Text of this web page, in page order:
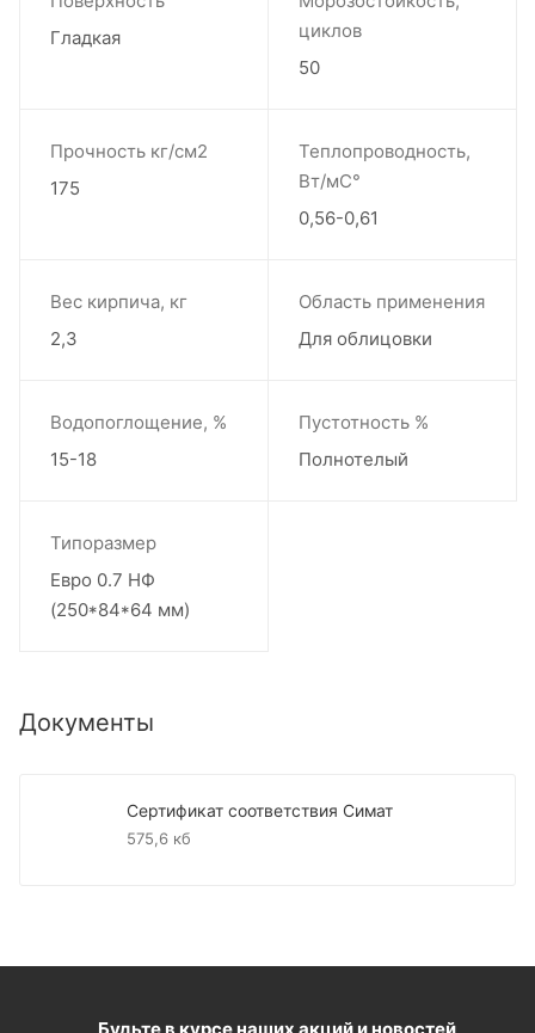
Гладкая
циклов
50
Прочность кг/см2
175
Теплопроводность,
Вт/мС°
0,56-0,61
Вес кирпича, кг
2,3
Область применения
Для облицовки
Водопоглощение, %
15-18
Пустотность %
Полнотелый
Типоразмер
Евро 0.7 НФ
(250*84*64 мм)
Документы
Сертификат соответствия Симат
575,6 кб